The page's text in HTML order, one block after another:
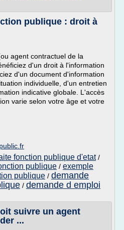
publique : droit à
agent contractuel de la
d'un droit à l'information
d'un document d'information
individuelle, d'un entretien
indicative globale. L'accès
varie selon votre âge et votre
fonction publique d'etat/
publique / exemple
publique / demande
/ demande d emploi
suivre un agent
...